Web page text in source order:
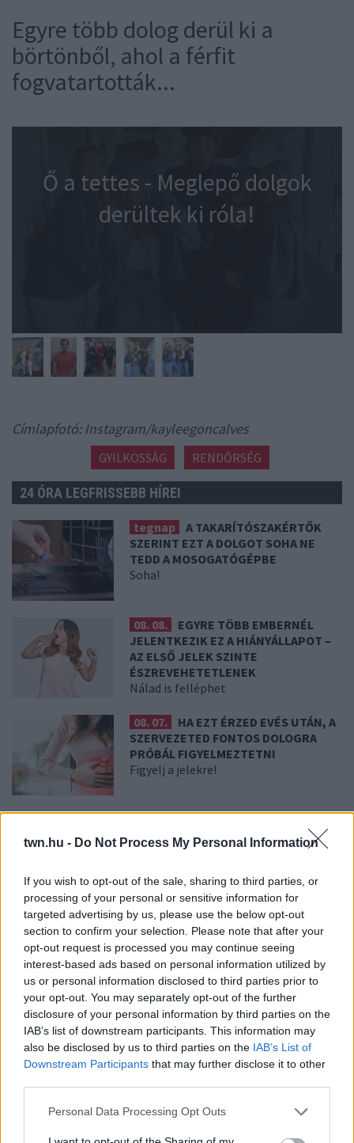
twn.hu - Do Not Process My Personal Information
If you wish to opt-out of the sale, sharing to third parties, or
processing of your personal or sensitive information for
targeted advertising by us, please use the below opt-out
section to confirm your selection. Please note that after your
opt-out request is processed you may continue seeing
interest-based ads based on personal information utilized by
us or personal information disclosed to third parties prior to
your opt-out. You may separately opt-out of the further
disclosure of your personal information by third parties on the
IAB’s list of downstream participants. This information may
also be disclosed by us to third parties on the IAB’s List of
Downstream Participants that may further disclose it to other
Please note that this website/app uses one or more Google
Personal Data Processing Opt Outs
Egyre több dolog derül ki a
börtönből, ahol a férfit
fogvatartották...
Ő a tettes - Meglepő dolgok
derültek ki róla!
Címlapfotó: Instagram/kayleegoncalves
GYILKOSSÁG RENDŐRSÉG
24 ÓRA LEGFRISSEBB HÍREI
tegnap
A TAKARÍTÓSZAKÉRTŐK
SZERINT EZT A DOLGOT SOHA NE
TEDD A MOSOGATÓGÉPBE
Soha!
08. 08.
EGYRE TÖBB EMBERNÉL
JELENTKEZIK EZ A HIÁNYÁLLAPOT –
AZ ELSŐ JELEK SZINTE
ÉSZREVEHETETLENEK
Nálad is felléphet
08. 07.
HA EZT ÉRZED EVÉS UTÁN, A
SZERVEZETED FONTOS DOLOGRA
PRÓBÁL FIGYELMEZTETNI
Figyelj a jelekre!
AZ APRÓ REGGELI TÜNETET NE
SÖPÖRD A SZŐNYEG ALÁ
08. 05.
EZÉRT PÁRÁSODIK BE ÁLLANDÓAN AZ ABLAK –
EGYSZERŰBB A MEGOLDÁS, MINT GONDOLNÁD
Villámgyors megoldás
08. 04.
NEM ECETTEL ÉS NEM SZÓDABIKARBÓNÁVAL:
EZZEL LESZ ÚJRA CSILLOGÓ A VÍZKÖVES CSAP
A legjobb trükk
08. 03.
HA MINDIG EZT A MONDATOT HASZNÁLOD, AZ
RENDKÍVÜL MAGAS ÉRZELMI INTELLIGENCIÁRA UTALHAT
08. 02.
SOKAN ROSSZUL TÁROLJÁK A GYÓGYSZEREIKET –